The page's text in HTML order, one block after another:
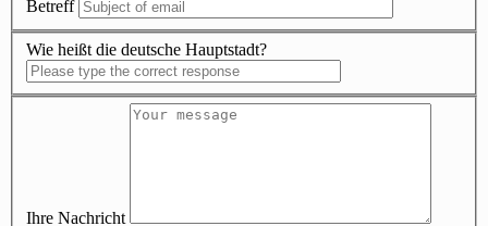
Betreff
Wie heißt die deutsche Hauptstadt?
Ihre Nachricht